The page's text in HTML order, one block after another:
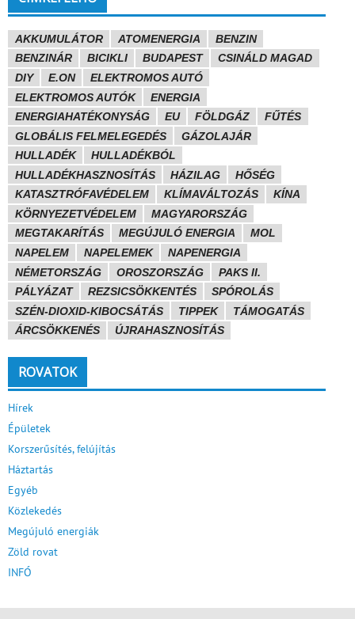
AKKUMULÁTOR ATOMENERGIA
BENZIN
BENZINÁR
BICIKLI BUDAPEST
CSINÁLD MAGAD
DIY
E.ON
ELEKTROMOS AUTÓ
ELEKTROMOS AUTÓK
ENERGIA
ENERGIAHATÉKONYSÁG
EU FÖLDGÁZ
FŰTÉS
GLOBÁLIS FELMELEGEDÉS
GÁZOLAJÁR
HULLADÉK
HULLADÉKBÓL
HULLADÉKHASZNOSÍTÁS
HÁZILAG
HŐSÉG
KATASZTRÓFAVÉDELEM
KLÍMAVÁLTOZÁS
KÍNA
KÖRNYEZETVÉDELEM
MAGYARORSZÁG
MEGTAKARÍTÁS
MEGÚJULÓ ENERGIA
MOL
NAPELEM
NAPELEMEK
NAPENERGIA
NÉMETORSZÁG
OROSZORSZÁG
PAKS II.
PÁLYÁZAT
REZSICSÖKKENTÉS
SPÓROLÁS
SZÉN-DIOXID-KIBOCSÁTÁS
TIPPEK
TÁMOGATÁS
ÁRCSÖKKENÉS
ÚJRAHASZNOSÍTÁS
ROVATOK
Hírek
Épületek
Korszerűsítés, felújítás
Háztartás
Egyéb
Közlekedés
Megújuló energiák
Zöld rovat
INFÓ